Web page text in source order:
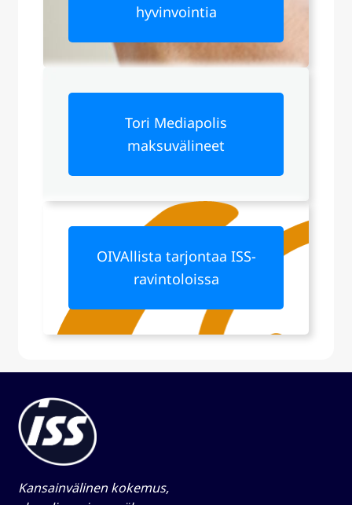
hyvinvointia
Tori Mediapolis
maksuvälineet
OIVAllista tarjontaa ISS-
ravintoloissa
Kansainvälinen kokemus,